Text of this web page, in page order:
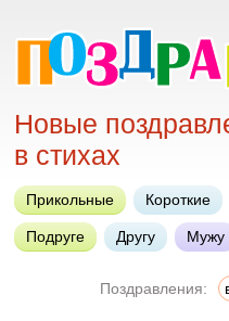
Новые
в стихах
Прикольные Короткие
Подруге Другу Мужу
Поздравления: